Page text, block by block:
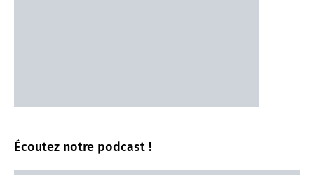
Écoutez notre podcast !